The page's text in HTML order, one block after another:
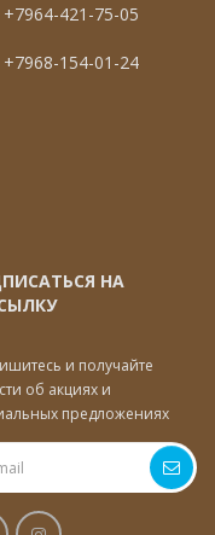
+7964-421-75-05
+7968-154-01-24
НА
и получайте
об акциях и
предложениях